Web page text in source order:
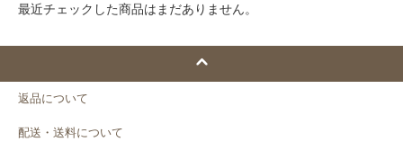
最近チェックした商品はまだありません。
返品について
配送・送料について